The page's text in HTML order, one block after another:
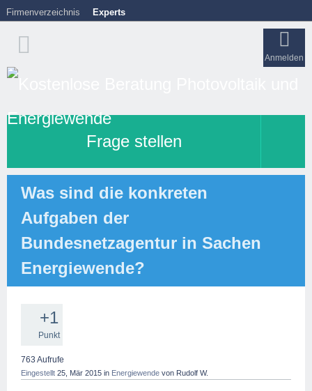
Firmenverzeichnis Experts
Anmelden
Frage stellen
Was sind die konkreten
Aufgaben der
Bundesnetzagentur in Sachen
Energiewende?
+1
Punkt
763 Aufrufe
Eingestellt 25, Mär 2015 in Energiewende von Rudolf W.